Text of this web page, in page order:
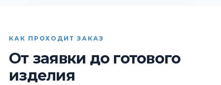
КАК ПРОХОДИТ ЗАКАЗ
От заявки до готового
изделия